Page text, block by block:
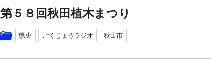
第５８回秋田植木まつり
県央 ごくじょうラジオ 秋田市